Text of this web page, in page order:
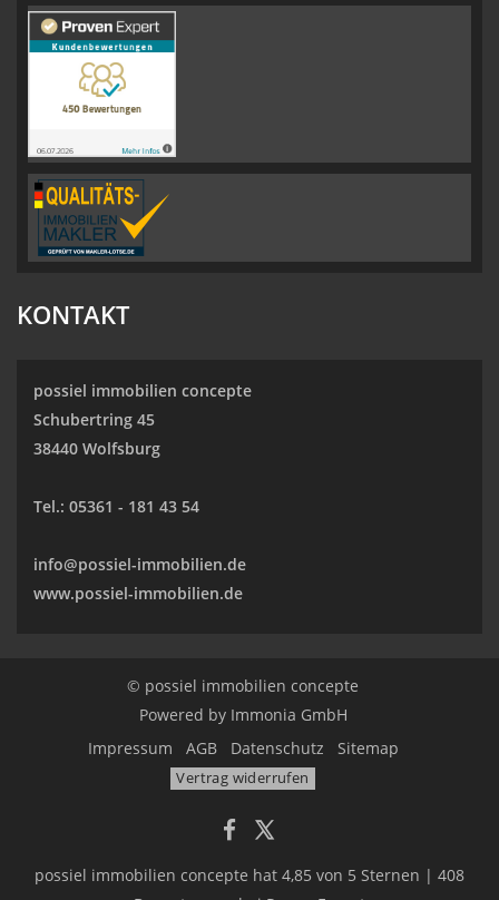
KONTAKT
possiel immobilien concepte
Schubertring 45
38440 Wolfsburg
Tel.: 05361 - 181 43 54
info@possiel-immobilien.de
www.possiel-immobilien.de
© possiel immobilien concepte
Powered by Immonia GmbH
Impressum
AGB Datenschutz Sitemap
Vertrag widerrufen
possiel immobilien concepte hat 4,85 von 5 Sternen | 408